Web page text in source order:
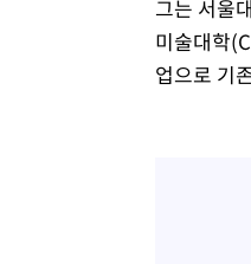
그는 서울
미술대학
업으로 기